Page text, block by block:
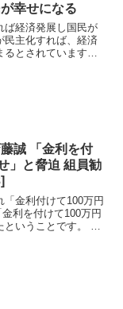
幸せになる
ば経済発展し国民が
民主化すれば、経済
るとされています。
誠 「金利を付
」と脅迫 組員勧
金利付けて100万円
利を付けて100万円
いうことです。 指